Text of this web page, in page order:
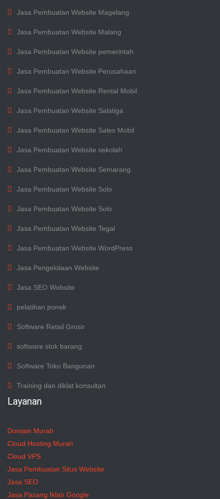
Jasa Pembuatan Website Magelang
Jasa Pembuatan Website Malang
Jasa Pembuatan Website pemerintah
Jasa Pembuatan Website Perusahaan
Jasa Pembuatan Website Rental Mobil
Jasa Pembuatan Website Salatiga
Jasa Pembuatan Website Sales Mobil
Jasa Pembuatan Website sekolah
Jasa Pembuatan Website Semarang
Jasa Pembuatan Website Solo
Jasa Pembuatan Website Solo
Jasa Pembuatan Website Tegal
Jasa Pembuatan Website WordPress
Jasa Pengelolaan Website
Jasa SEO Website
pelatihan ponek
Software Retail Grosir
software stok barang
Software Toko Bangunan
Training dan diklat konsultan
Layanan
Domain Murah
Cloud Hosting Murah
Cloud VPS
Jasa Pembuatan Situs Website
Jasa SEO
Jasa Pasang Iklan Google